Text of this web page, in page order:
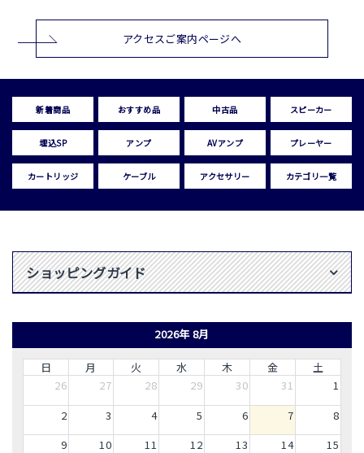
アクセスご案内ページへ
新着商品 おすすめ品 中古品 スピーカー
埋込SP アンプ AVアンプ プレーヤー
カートリッジ ケーブル アクセサリー カテゴリ一覧
ショッピングガイド
2026年 8月
日 月 火 水 木 金
土
26
27 28 29 30 31
1
2
3 4 5 6 7
8
9
10 11 12 13 14
15